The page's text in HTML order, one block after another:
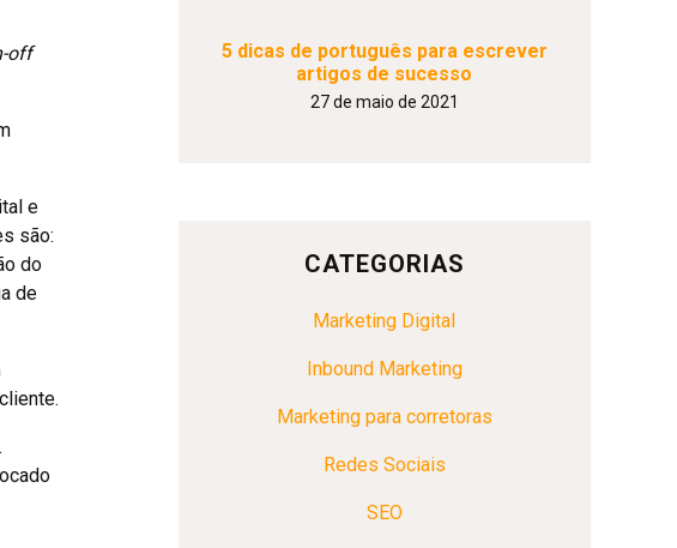
off
e
são:
do
de
5 dicas de português para escrever
artigos de sucesso
27 de maio de 2021
CATEGORIAS
Marketing Digital
Inbound Marketing
Marketing para corretoras
Redes Sociais
SEO